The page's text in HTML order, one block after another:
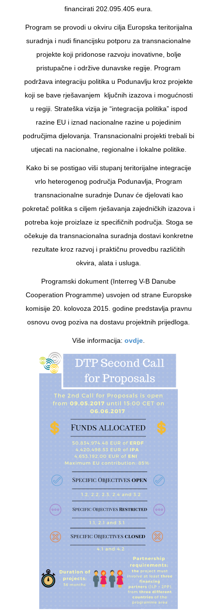
financirati 202.095.405 eura.
Program se provodi u okviru cilja Europska teritorijalna
suradnja i nudi financijsku potporu za transnacionalne
projekte koji pridonose razvoju inovativne, bolje
pristupačne i održive dunavske regije. Program
podržava integraciju politika u Podunavlju kroz projekte
koji se bave rješavanjem ključnih izazova i mogućnosti
u regiji. Strateška vizija je “integracija politika” ispod
razine EU i iznad nacionalne razine u pojedinim
područjima djelovanja. Transnacionalni projekti trebali bi
utjecati na nacionalne, regionalne i lokalne politike.
Kako bi se postigao viši stupanj teritorijalne integracije
vrlo heterogenog područja Podunavlja, Program
transnacionalne suradnje Dunav će djelovati kao
pokretač politika s ciljem rješavanja zajedničkih izazova i
potreba koje proizlaze iz specifičnih područja. Stoga se
očekuje da transnacionalna suradnja dostavi konkretne
rezultate kroz razvoj i praktičnu provedbu različitih
okvira, alata i usluga.
Programski dokument (Interreg V-B Danube
Cooperation Programme) usvojen od strane Europske
komisije 20. kolovoza 2015. godine predstavlja pravnu
osnovu ovog poziva na dostavu projektnih prijedloga.
Više informacija: ovdje.